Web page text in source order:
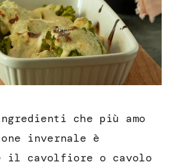
che più amo
invernale è
il cavolfiore o cavolo